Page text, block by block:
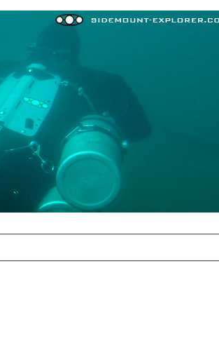
umgezogen und
Galerie und ist